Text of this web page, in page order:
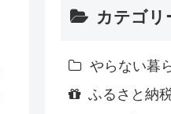
カテゴリ
やらない暮
ふるさと納